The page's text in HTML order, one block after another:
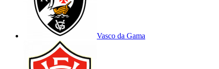
Vasco da Gama